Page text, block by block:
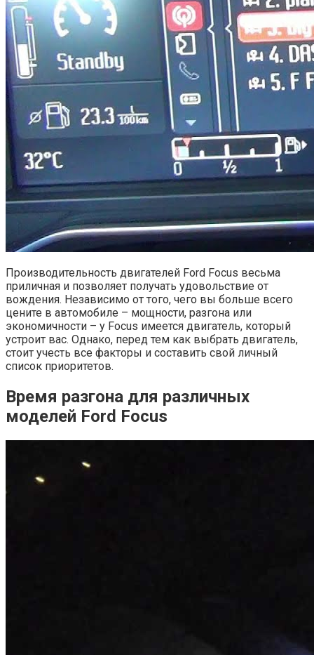
Производительность двигателей Ford Focus весьма
приличная и позволяет получать удовольствие от
вождения. Независимо от того, чего вы больше всего
цените в автомобиле – мощности, разгона или
экономичности – у Focus имеется двигатель, который
устроит вас. Однако, перед тем как выбрать двигатель,
стоит учесть все факторы и составить свой личный
список приоритетов.
Время разгона для различных
моделей Ford Focus